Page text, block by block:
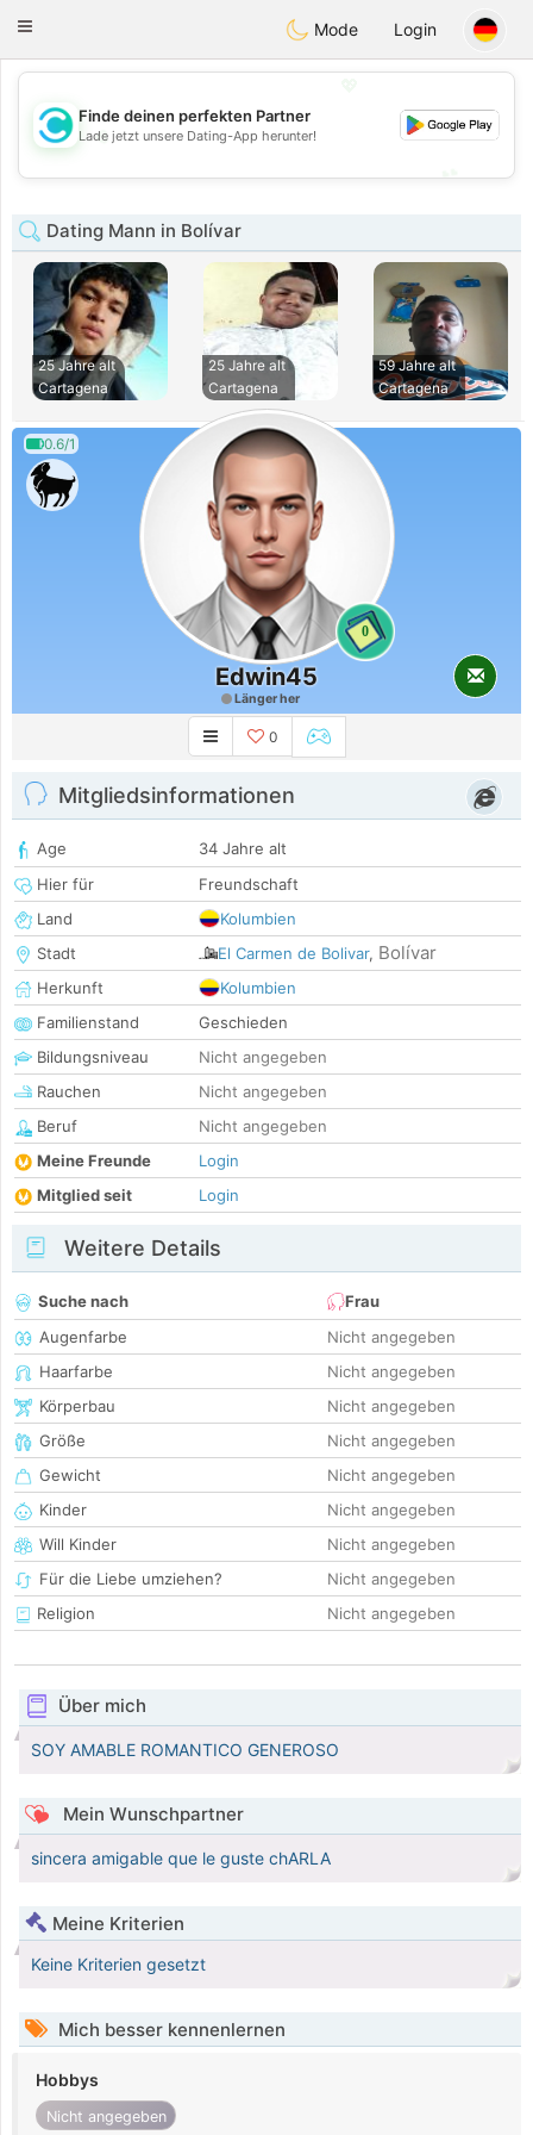
olombiaCitas
Toggle
Mode Login
💖
💕
Finde deinen perfekten Partner
Lade jetzt unsere Dating-App herunter!
Dating Mann in Bolívar
25 Jahre alt
Cartagena
25 Jahre alt
Cartagena
59 Jahre alt
Cartagena
0.6/1
0
Edwin45
Länger her
0
Mitgliedsinformationen
Age
34 Jahre alt
Hier für
Freundschaft
Land
Kolumbien
Stadt
El Carmen de Bolivar, Bolívar
Herkunft
Kolumbien
Familienstand
Geschieden
Bildungsniveau
Nicht angegeben
Rauchen
Nicht angegeben
Beruf
Nicht angegeben
Meine Freunde
Login
Mitglied seit
Login
Weitere Details
Suche nach
Frau
Augenfarbe
Nicht angegeben
Haarfarbe
Nicht angegeben
Körperbau
Nicht angegeben
Größe
Nicht angegeben
Gewicht
Nicht angegeben
Kinder
Nicht angegeben
Will Kinder
Nicht angegeben
Für die Liebe umziehen?
Nicht angegeben
Religion
Nicht angegeben
Über mich
SOY AMABLE ROMANTICO GENEROSO
Mein Wunschpartner
sincera amigable que le guste chARLA
Meine Kriterien
Keine Kriterien gesetzt
Mich besser kennenlernen
Hobbys
Nicht angegeben